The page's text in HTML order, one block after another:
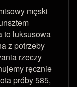
męski
to luksusowa
z potrzeby
rzeczy
ręcznie
próby 585,